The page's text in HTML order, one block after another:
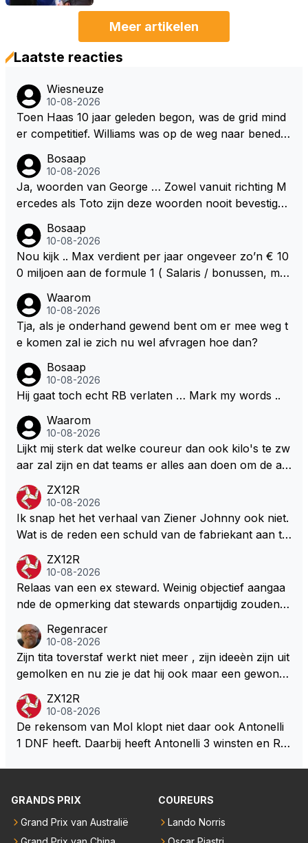
Meer artikelen
Laatste reacties
Wiesneuze
10-08-2026
Toen Haas 10 jaar geleden begon, was de grid mind
er competitief. Williams was op de weg naar benede
derin het middenveld bungelde. Cadillac bouwt meer
zelf dan dat Haas ooit heeft gedaan.
Bosaap
10-08-2026
Ja, woorden van George … Zowel vanuit richting M
ercedes als Toto zijn deze woorden nooit bevestigd
jaar bij Mercedes rijdt … Dit geldt trouwens ook voor
RB en Max .. Ook daar is zowel door Max als door R
B nog niet bevestigd dat Max daar in 2027 rijdt … Je
Bosaap
10-08-2026
Nou kijk .. Max verdient per jaar ongeveer zo’n € 10
0 miljoen aan de formule 1 ( Salaris / bonussen, mer
p je 28e afstand van te doen .. Zeker ook als je bede
nkt dat het runnen van een raceteam en kansen bie
den aan talentvolle coureurs behoorlijk wat geld kos
nog niet verlaat .. Wel denk ik dat Max niet iemand is
die nu nog, met al zijn ervaring, te lang in een auto
wil blijven rijden die niet echt mee kan doen voor de
hoofdprijzen .. Zijn geduld raakt op, zijn loyaliteit ook
.. Persoonlijk denk ik dat hij nu echt op een tweespr
ong zit en alles aan het overwegen is om een juiste
keuze te maken .. Daarbij staat het echt niet vast dat
zijn keuze RB zal zijn … Persoonlijk denk ik dat het v
oor Max maar ook voor ons als fans heel goed zal
zijn dat Max uit die veilige vissekom stapt en een nie
uw fris avontuur aangaat elders …
Waarom
10-08-2026
Tja, als je onderhand gewend bent om er mee weg t
e komen zal ie zich nu wel afvragen hoe dan?
Bosaap
10-08-2026
Hij gaat toch echt RB verlaten … Mark my words ..
Waarom
10-08-2026
Lijkt mij sterk dat welke coureur dan ook kilo's te zw
aar zal zijn en dat teams er alles aan doen om de au
ie waar ze zelfs elke liter brandstof achterwege late
n als dat kan. Dat er na de zomerstop een kilootje er
bij zit kan natuurlijk.
ZX12R
10-08-2026
Ik snap het het verhaal van Ziener Johnny ook niet.
Wat is de reden een schuld van de fabriekant aan te
e hoe de fabriekant van straat auto's ervoor staat.
ZX12R
10-08-2026
Relaas van een ex steward. Weinig objectief aangaa
nde de opmerking dat stewards onpartijdig zouden zi
dan dat 'prietpraat Johnny' ons wil doen geloven. J
ohnny heeft nu een ander idool dan destijds en daar
likt ie nu de hielen van schoon. LH is blijkbaar exit bij
Regenracer
10-08-2026
Zijn tita toverstaf werkt niet meer , zijn ideeèn zijn uit
gemolken en nu zie je dat hij ook maar een gewone
n Mercedes en McLaren betere ontwerpers , over d
ie mensen word weinig gesproken .
ZX12R
10-08-2026
De rekensom van Mol klopt niet daar ook Antonelli
1 DNF heeft. Daarbij heeft Antonelli 3 winsten en Ru
moet ie nu direct voor de dag komen en elke race b
GRANDS PRIX
Grand Prix van Australië
COUREURS
Lando Norris